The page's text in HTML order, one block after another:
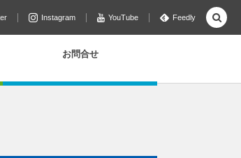
Instagram YouTube Feedly
お問合せ